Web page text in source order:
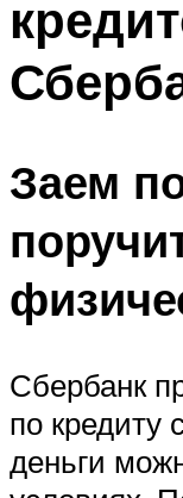
Заем
Сбербанк
по кредиту
деньги